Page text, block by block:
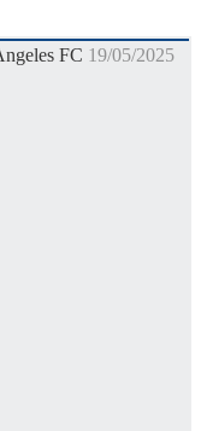
19/05/2025